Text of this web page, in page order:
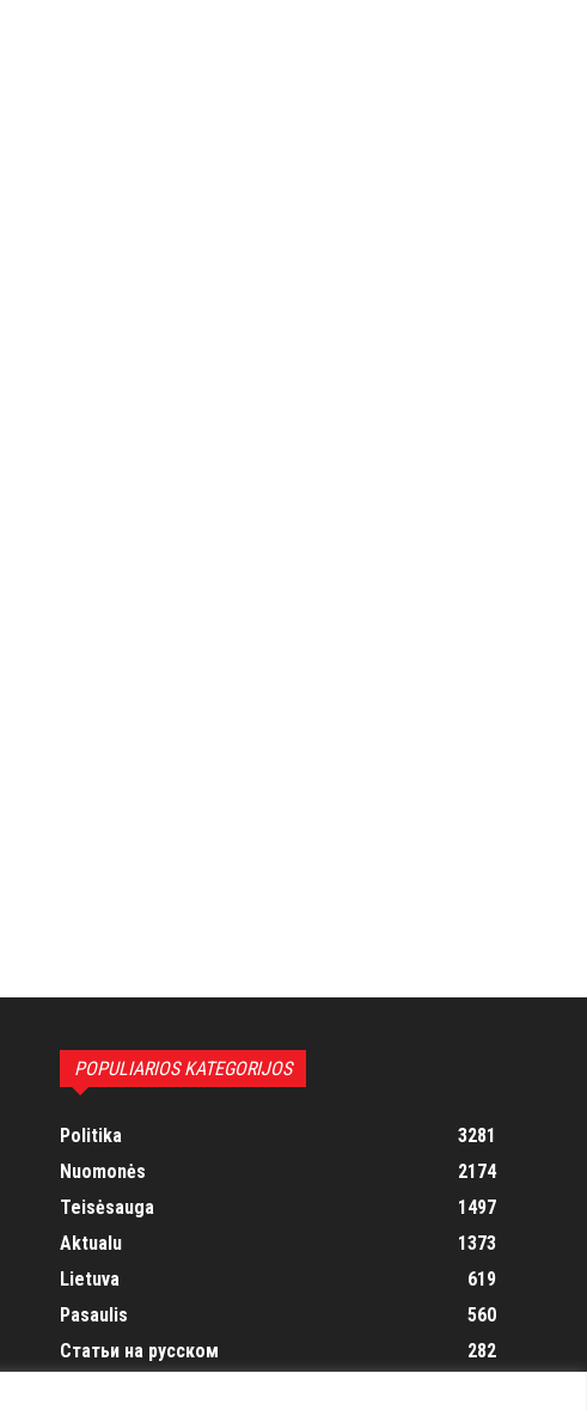
POPULIARIOS KATEGORIJOS
Politika
3281
Nuomonės
2174
Teisėsauga
1497
Aktualu
1373
Lietuva
619
Pasaulis
560
Статьи на русском
282